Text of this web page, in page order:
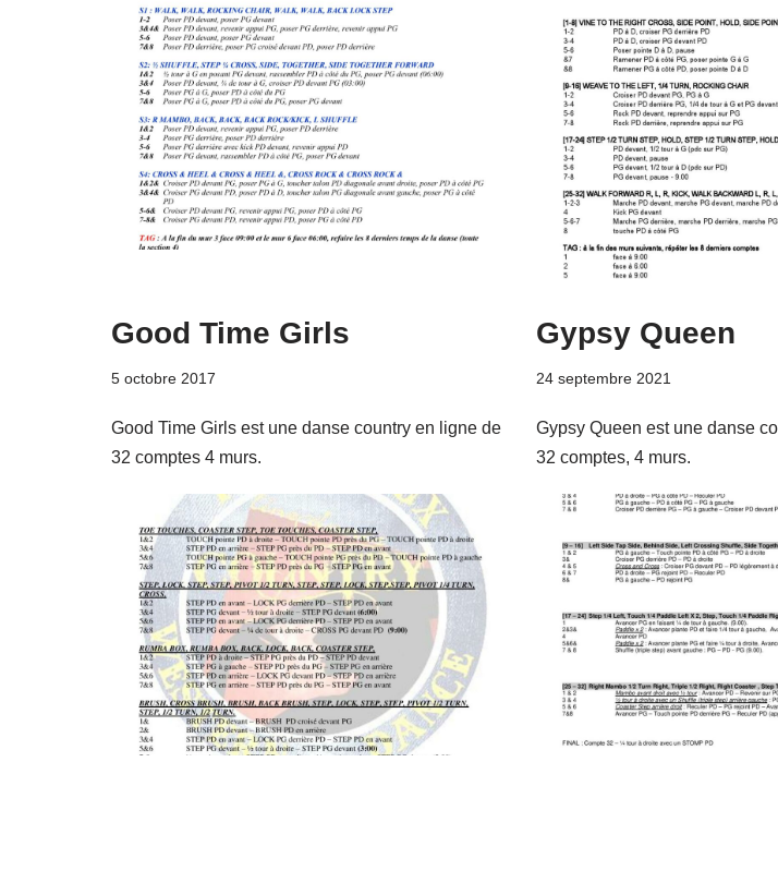
Good Time Girls
5 octobre 2017
Good Time Girls est une danse country en ligne de
32 comptes 4 murs.
Gypsy Queen
24 septembre 2021
Gypsy Queen est une danse
32 comptes, 4 murs.